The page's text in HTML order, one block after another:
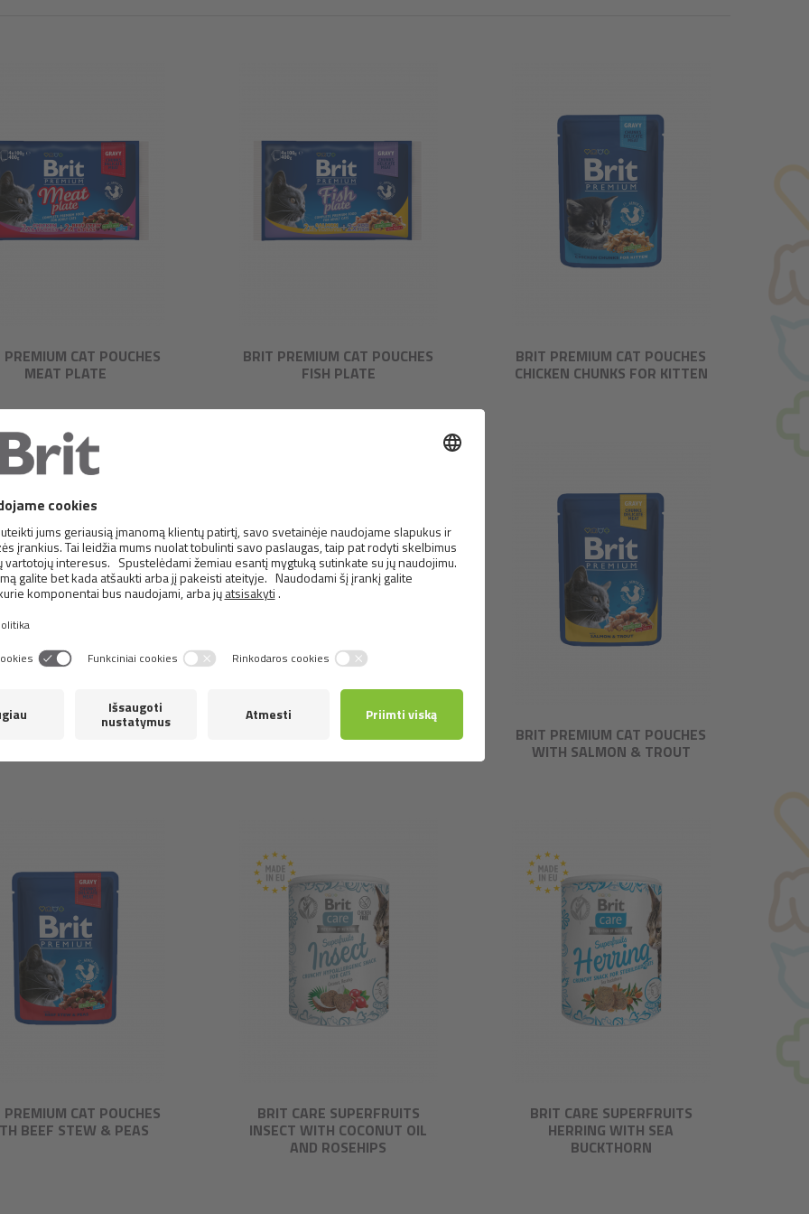
CAT POUCHES
MEAT PLATE
BRIT PREMIUM CAT POUCHES
FISH PLATE
BRIT PREMIUM CAT POUCHES
CHICKEN CHUNKS FOR KITTEN
CAT POUCHES BRIT PREMIUM CAT POUCHES BRIT PREMIUM CAT POUCHES
WITH SALMON & TROUT
CAT POUCHES
BEEF STEW & PEAS
BRIT CARE SUPERFRUITS
INSECT WITH COCONUT OIL
AND ROSEHIPS
BRIT CARE SUPERFRUITS
HERRING WITH SEA
BUCKTHORN